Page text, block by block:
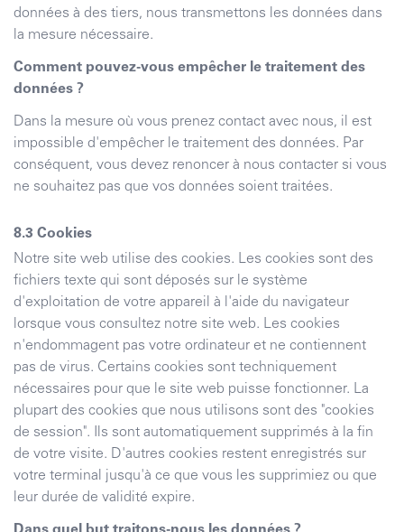
données à des tiers, nous transmettons les données dans
la mesure nécessaire.
Comment pouvez-vous empêcher le traitement des
données ?
Dans la mesure où vous prenez contact avec nous, il est
impossible d'empêcher le traitement des données. Par
conséquent, vous devez renoncer à nous contacter si vous
ne souhaitez pas que vos données soient traitées.
Cookies
Notre site web utilise des cookies. Les cookies sont des
fichiers texte qui sont déposés sur le système
d'exploitation de votre appareil à l'aide du navigateur
lorsque vous consultez notre site web. Les cookies
n'endommagent pas votre ordinateur et ne contiennent
pas de virus. Certains cookies sont techniquement
nécessaires pour que le site web puisse fonctionner. La
plupart des cookies que nous utilisons sont des "cookies
de session". Ils sont automatiquement supprimés à la fin
de votre visite. D'autres cookies restent enregistrés sur
votre terminal jusqu'à ce que vous les supprimiez ou que
leur durée de validité expire.